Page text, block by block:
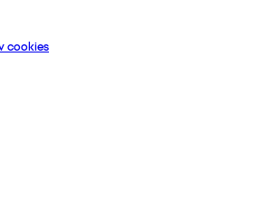
cookies